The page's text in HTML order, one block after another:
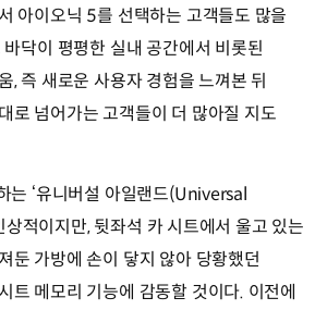
아이오닉 5를 선택하는 고객들도 많을
닥이 평평한 실내 공간에서 비롯된
, 즉 새로운 사용자 경험을 느껴본 뒤
로 넘어가는 고객들이 더 많아질 지도
는 ‘유니버설 아일랜드(Universal
적이지만, 뒷좌석 카 시트에서 울고 있는
둔 가방에 손이 닿지 않아 당황했던
트 메모리 기능에 감동할 것이다. 이전에